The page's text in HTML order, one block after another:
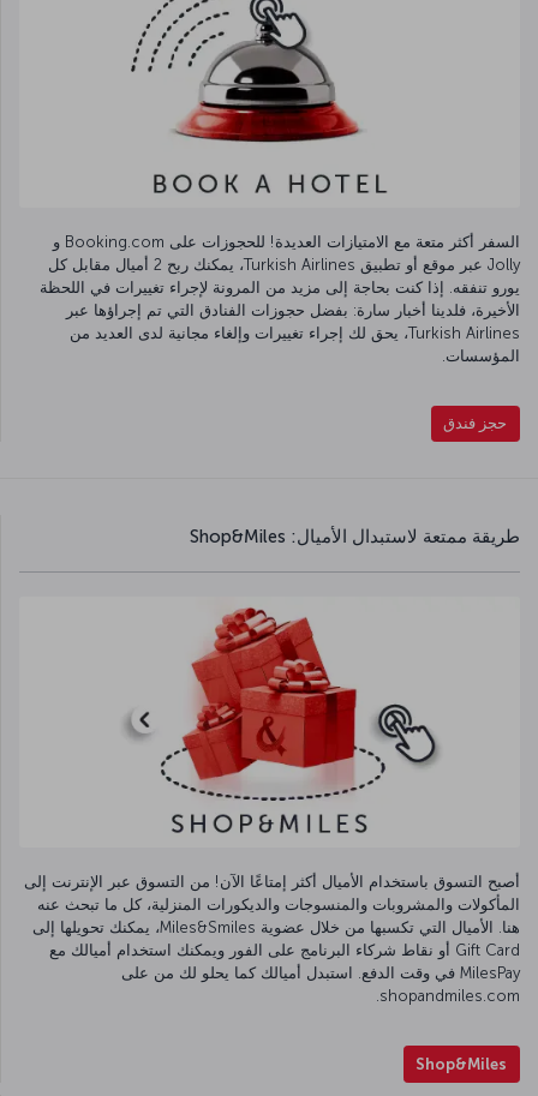
السفر أكثر متعة مع الامتيازات العديدة! للحجوزات على Booking.com و
Jolly عبر موقع أو تطبيق Turkish Airlines، يمكنك ربح 2 أميال مقابل كل
يورو تنفقه. إذا كنت بحاجة إلى مزيد من المرونة لإجراء تغييرات في اللحظة
الأخيرة، فلدينا أخبار سارة: بفضل حجوزات الفنادق التي تم إجراؤها عبر
Turkish Airlines، يحق لك إجراء تغييرات وإلغاء مجانية لدى العديد من
المؤسسات.
حجز فندق
طريقة ممتعة لاستبدال الأميال: Shop&Miles
أصبح التسوق باستخدام الأميال أكثر إمتاعًا الآن! من التسوق عبر الإنترنت إلى
المأكولات والمشروبات والمنسوجات والديكورات المنزلية، كل ما تبحث عنه
هنا. الأميال التي تكسبها من خلال عضوية Miles&Smiles، يمكنك تحويلها إلى
Gift Card أو نقاط شركاء البرنامج على الفور ويمكنك استخدام أميالك مع
MilesPay في وقت الدفع. استبدل أميالك كما يحلو لك من على
shopandmiles.com.
Shop&Miles